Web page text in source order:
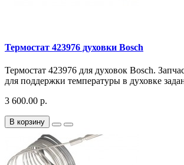
Термостат 423976 духовки Bosch
Термостат 423976 для духовок Bosch.
для поддержки температуры в духовке
3 600.00 р.
В корзину